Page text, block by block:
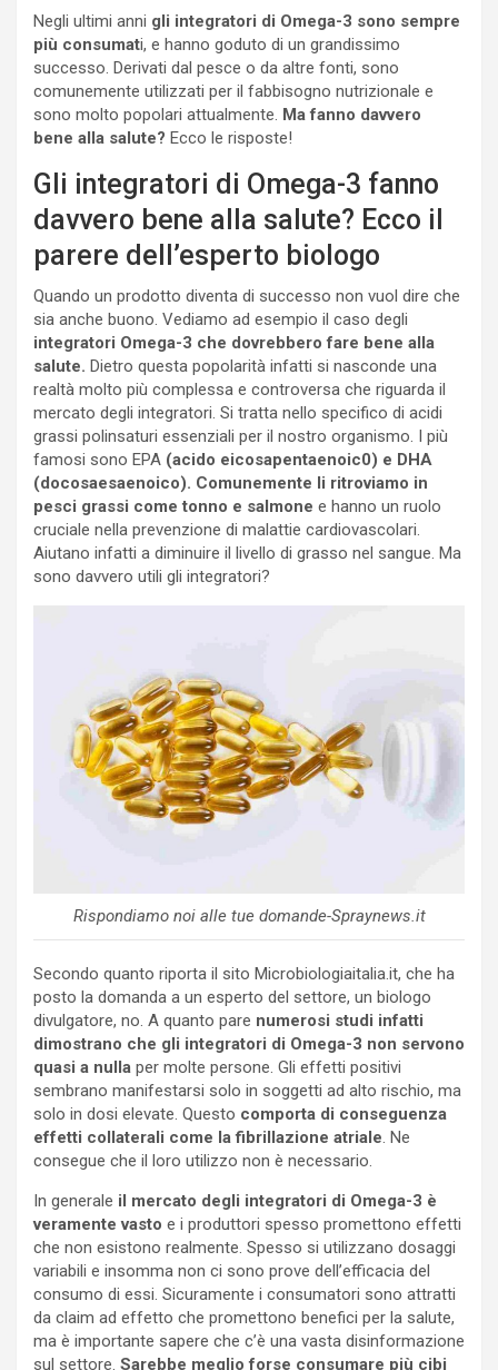
Negli ultimi anni gli integratori di Omega-3 sono sempre
più consumati, e hanno goduto di un grandissimo
successo. Derivati dal pesce o da altre fonti, sono
comunemente utilizzati per il fabbisogno nutrizionale e
sono molto popolari attualmente. Ma fanno davvero
bene alla salute? Ecco le risposte!
Gli integratori di Omega-3 fanno
davvero bene alla salute? Ecco il
parere dell’esperto biologo
Quando un prodotto diventa di successo non vuol dire che
sia anche buono. Vediamo ad esempio il caso degli
integratori Omega-3 che dovrebbero fare bene alla
salute. Dietro questa popolarità infatti si nasconde una
realtà molto più complessa e controversa che riguarda il
mercato degli integratori. Si tratta nello specifico di acidi
grassi polinsaturi essenziali per il nostro organismo. I più
famosi sono EPA (acido eicosapentaenoic0) e DHA
(docosaesaenoico). Comunemente li ritroviamo in
pesci grassi come tonno e salmone e hanno un ruolo
cruciale nella prevenzione di malattie cardiovascolari.
Aiutano infatti a diminuire il livello di grasso nel sangue. Ma
sono davvero utili gli integratori?
Rispondiamo noi alle tue domande-Spraynews.it
Secondo quanto riporta il sito Microbiologiaitalia.it, che ha
posto la domanda a un esperto del settore, un biologo
divulgatore, no. A quanto pare numerosi studi infatti
dimostrano che gli integratori di Omega-3 non servono
quasi a nulla per molte persone. Gli effetti positivi
sembrano manifestarsi solo in soggetti ad alto rischio, ma
solo in dosi elevate. Questo comporta di conseguenza
effetti collaterali come la fibrillazione atriale. Ne
consegue che il loro utilizzo non è necessario.
In generale il mercato degli integratori di Omega-3 è
veramente vasto e i produttori spesso promettono effetti
che non esistono realmente. Spesso si utilizzano dosaggi
variabili e insomma non ci sono prove dell’efficacia del
consumo di essi. Sicuramente i consumatori sono attratti
da claim ad effetto che promettono benefici per la salute,
ma è importante sapere che c’è una vasta disinformazione
sul settore. Sarebbe meglio forse consumare più cibi